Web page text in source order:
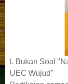
I. Bukan Soal
UEC Wujud"